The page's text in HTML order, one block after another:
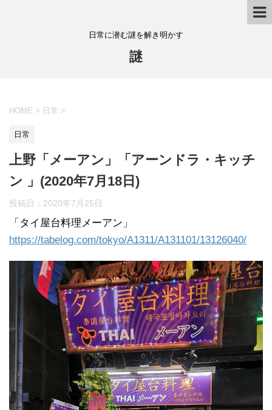
日常に潜む謎を解き明かす
謎
HOME > 日常 >
日常
上野「メーアン」「アーンドラ・キッチ
ン 」(2020年7月18日)
投稿日： 2020年7月25日
「タイ屋台料理メーアン」
https://tabelog.com/tokyo/A1311/A131101/13126040/